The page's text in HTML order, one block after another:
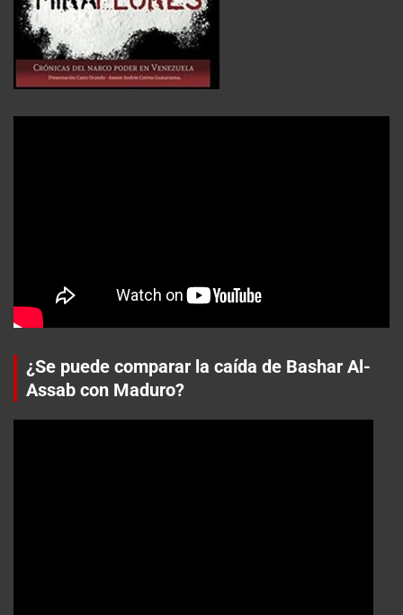
¿Se puede comparar la caída de Bashar Al-
Assab con Maduro?